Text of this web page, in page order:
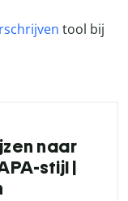
tool bij
naar
stijl |